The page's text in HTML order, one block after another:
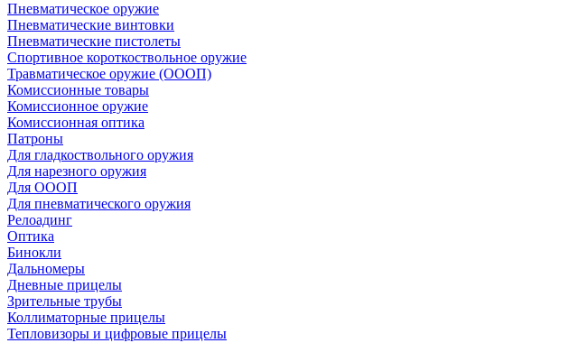
Пневматическое оружие
Пневматические винтовки
Пневматические пистолеты
Спортивное короткоствольное оружие
Травматическое оружие (ОООП)
Комиссионные товары
Комиссионное оружие
Комиссионная оптика
Патроны
Для гладкоствольного оружия
Для нарезного оружия
Для ОООП
Для пневматического оружия
Релоадинг
Оптика
Бинокли
Дальномеры
Дневные прицелы
Зрительные трубы
Коллиматорные прицелы
Тепловизоры и цифровые прицелы